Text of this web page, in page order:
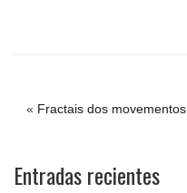
« Fractais dos movementos
Entradas recientes